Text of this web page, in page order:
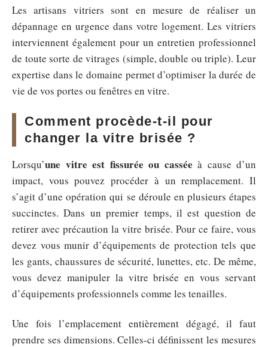
Les artisans vitriers sont en mesure de réaliser un
dépannage en urgence dans votre logement. Les vitriers
interviennent également pour un entretien professionnel
de toute sorte de vitrages (simple, double ou triple). Leur
expertise dans le domaine permet d’optimiser la durée de
vie de vos portes ou fenêtres en vitre.
Comment procède-t-il pour
changer la vitre brisée ?
Lorsqu’une vitre est fissurée ou cassée à cause d’un
impact, vous pouvez procéder à un remplacement. Il
s’agit d’une opération qui se déroule en plusieurs étapes
succinctes. Dans un premier temps, il est question de
retirer avec précaution la vitre brisée. Pour ce faire, vous
devez vous munir d’équipements de protection tels que
les gants, chaussures de sécurité, lunettes, etc. De même,
vous devez manipuler la vitre brisée en vous servant
d’équipements professionnels comme les tenailles.
Une fois l’emplacement entièrement dégagé, il faut
prendre ses dimensions. Celles-ci définissent les mesures